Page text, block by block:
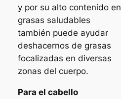
y por su alto contenido en
grasas saludables
también puede ayudar
deshacernos de grasas
focalizadas en diversas
zonas del cuerpo.
Para el cabello